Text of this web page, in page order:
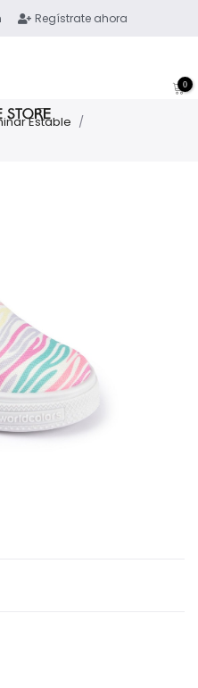
Regístrate ahora
0
Estable /